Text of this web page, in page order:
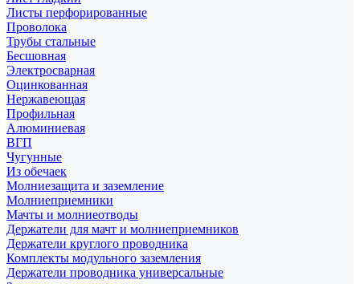
Листы перфорированные
Проволока
Трубы стальные
Бесшовная
Электросварная
Оцинкованная
Нержавеющая
Профильная
Алюминиевая
ВГП
Чугунные
Из обечаек
Молниезащита и заземление
Молниеприемники
Мачты и молниеотводы
Держатели для мачт и молниеприемников
Держатели круглого проводника
Комплекты модульного заземления
Держатели проводника универсальные